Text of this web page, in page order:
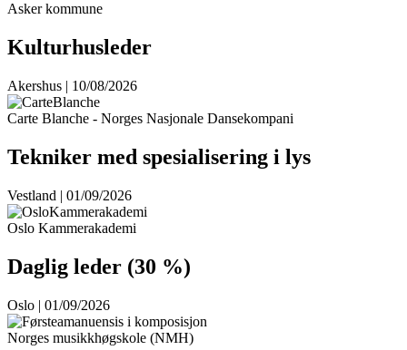
Asker kommune
Kulturhusleder
Akershus | 10/08/2026
Carte Blanche - Norges Nasjonale Dansekompani
Tekniker med spesialisering i lys
Vestland | 01/09/2026
Oslo Kammerakademi
Daglig leder (30 %)
Oslo | 01/09/2026
Norges musikkhøgskole (NMH)